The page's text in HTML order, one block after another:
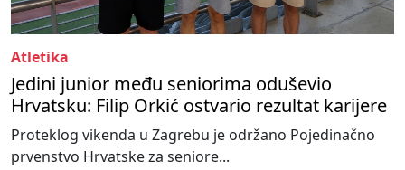
Atletika
Jedini junior među seniorima oduševio
Hrvatsku: Filip Orkić ostvario rezultat karijere
Proteklog vikenda u Zagrebu je održano Pojedinačno
prvenstvo Hrvatske za seniore...